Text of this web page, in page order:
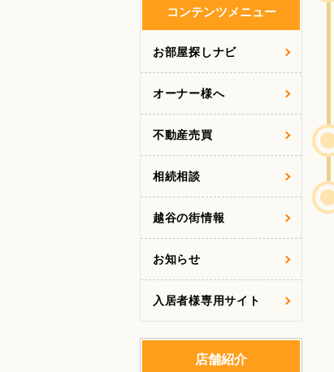
コンテンツメニュー
お部屋探しナビ
オーナー様へ
不動産売買
相続相談
越谷の街情報
お知らせ
入居者様専用サイト
店舗紹介